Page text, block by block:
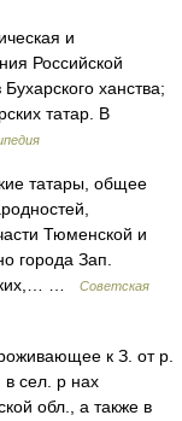
и
Российской
ханства;
татар. В
татары, общее
Тюменской и
города Зап.
…
Советская
к З. от р.
в сел. р нах
обл., а также в